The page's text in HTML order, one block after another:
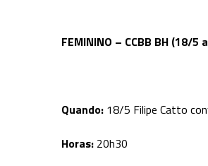
FEMININO – CCBB BH (18/5
Quando: 18/5 Filipe Catto
Horas: 20h30